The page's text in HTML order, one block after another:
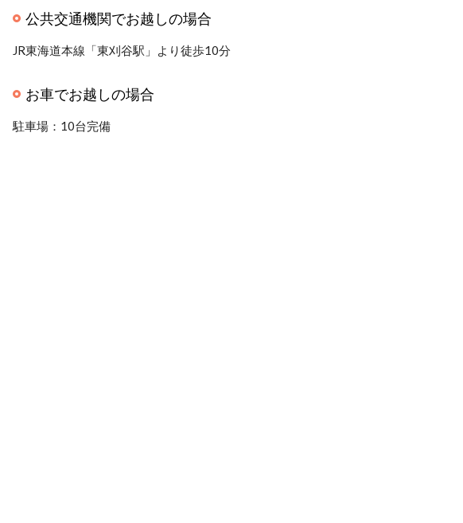
公共交通機関でお越しの場合
JR東海道本線「東刈谷駅」より徒歩10分
お車でお越しの場合
駐車場：10台完備